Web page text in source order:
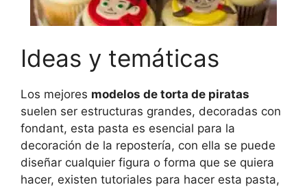
Ideas y temáticas
Los mejores modelos de torta de piratas
suelen ser estructuras grandes, decoradas con
fondant, esta pasta es esencial para la
decoración de la repostería, con ella se puede
diseñar cualquier figura o forma que se quiera
hacer, existen tutoriales para hacer esta pasta,